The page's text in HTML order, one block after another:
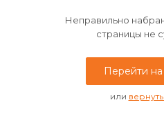
Неправильно
страницы не
Перейти
или